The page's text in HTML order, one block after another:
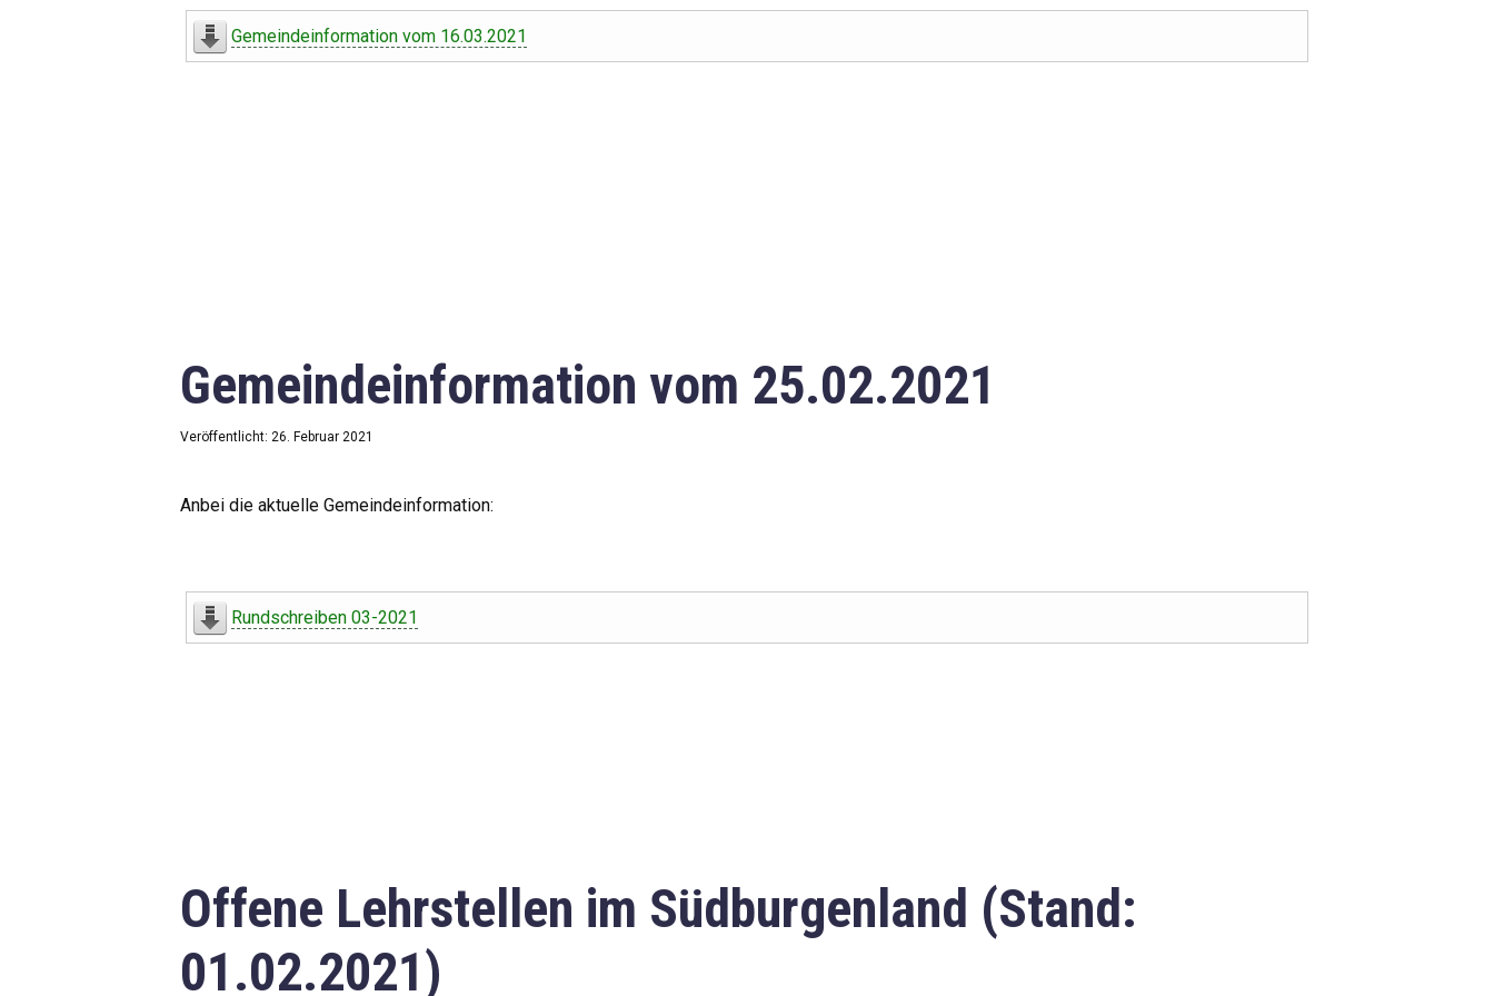
Offener Haushalt
Downloads
Impressum
Gemeindeinformation vom 16.03.2021
Gemeindeinformation vom 25.02.2021
Veröffentlicht: 26. Februar 2021
Anbei die aktuelle Gemeindeinformation:
Rundschreiben 03-2021
Offene Lehrstellen im Südburgenland (Stand:
01.02.2021)